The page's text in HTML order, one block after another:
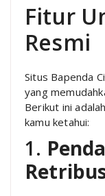
Fitur
Resmi
Situs Bapenda
yang
Berikut ini
kamu ketahui:
1.